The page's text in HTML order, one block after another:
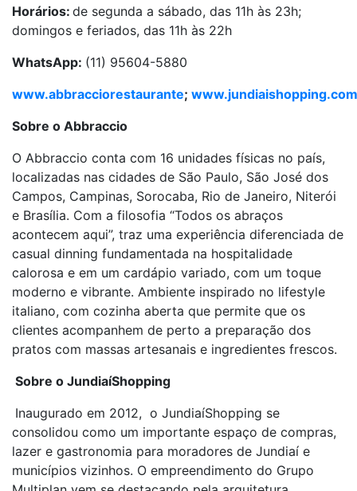
Horários: de segunda a sábado, das 11h às 23h;
domingos e feriados, das 11h às 22h
WhatsApp: (11) 95604-5880
www.abbracciorestaurante;
Sobre o Abbraccio
O Abbraccio conta com 16 unidades físicas no país,
localizadas nas cidades de São Paulo, São José dos
Campos, Campinas, Sorocaba, Rio de Janeiro, Niterói
e Brasília. Com a filosofia “Todos os abraços
acontecem aqui”, traz uma experiência diferenciada de
casual dinning fundamentada na hospitalidade
calorosa e em um cardápio variado, com um toque
moderno e vibrante. Ambiente inspirado no lifestyle
italiano, com cozinha aberta que permite que os
clientes acompanhem de perto a preparação dos
pratos com massas artesanais e ingredientes frescos.
Sobre o JundiaíShopping
Inaugurado em 2012, o JundiaíShopping se
consolidou como um importante espaço de compras,
lazer e gastronomia para moradores de Jundiaí e
municípios vizinhos. O empreendimento do Grupo